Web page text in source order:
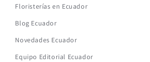
Floristerías en Ecuador
Blog Ecuador
Novedades Ecuador
Equipo Editorial Ecuador